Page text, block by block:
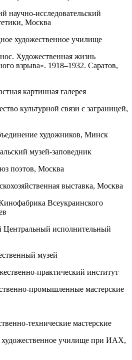
исследовательский
Москва
художественное училище
Художественная жизнь
взрыва». 1918–1932. Саратов,
картинная галерея
культурной связи с заграницей,
художников, Минск
музей-заповедник
поэтов, Москва
выставка, Москва
Всеукраинского
исполнительный
музей
практический институт
промышленные мастерские
технические мастерские
училище при ИАХ,